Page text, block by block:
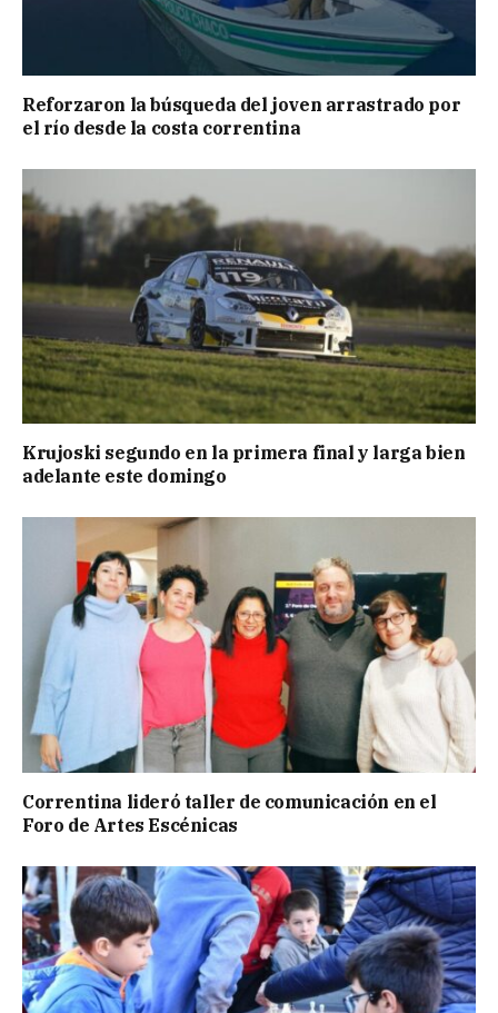
Reforzaron la búsqueda del joven arrastrado por
el río desde la costa correntina
Krujoski segundo en la primera final y larga bien
adelante este domingo
Correntina lideró taller de comunicación en el
Foro de Artes Escénicas